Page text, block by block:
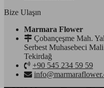
Bize Ulaşın
Marmara Flower
Çobançeşme Mah.
Serbest Muhasebeci
Tekirdağ
+90 545 234 59 59